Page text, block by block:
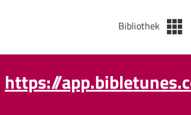
Bibliothek
https://